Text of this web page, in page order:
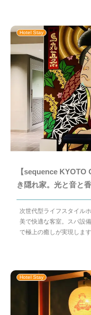
Hotel Stay
【sequence KYOTO
き隠れ家。光と音と
次世代型ライフスタイル
美で快適な客室。スパ設
で極上の癒しが実現します
Hotel Stay